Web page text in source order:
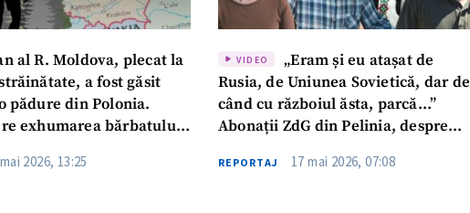
al R. Moldova, plecat la
a fost găsit
pădure din Polonia.
exhumarea bărbatului:
2026, 13:25
VIDEO
„Eram și eu atașat de
Rusia, de Uniunea Sovietică, dar de
când cu războiul ăsta, parcă…”
Abonații ZdG din Pelinia, despre
integrare europeană
REPORTAJ 17 mai 2026, 07:08